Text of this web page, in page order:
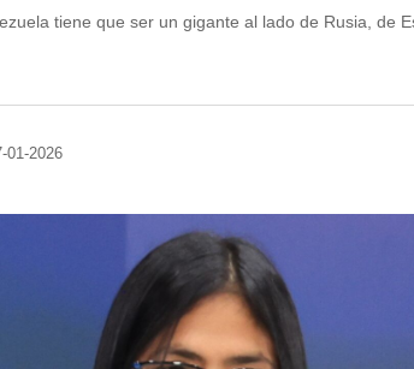
tiene que ser un gigante al lado de Rusia, de
01-2026